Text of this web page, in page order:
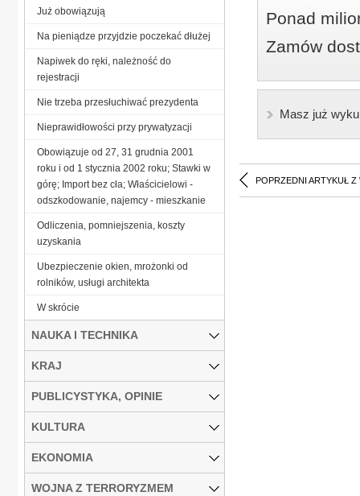
Ponad
Zamów
Masz już
POPRZEDNI ARTYKUŁ Z
Już obowiązują
Na pieniądze przyjdzie poczekać dłużej
Napiwek do ręki, należność do
rejestracji
Nie trzeba przesłuchiwać prezydenta
Nieprawidłowości przy prywatyzacji
Obowiązuje od 27, 31 grudnia 2001
roku i od 1 stycznia 2002 roku; Stawki w
górę; Import bez cła; Właścicielowi -
odszkodowanie, najemcy - mieszkanie
Odliczenia, pomniejszenia, koszty
uzyskania
Ubezpieczenie okien, mrożonki od
rolników, usługi architekta
W skrócie
NAUKA I TECHNIKA
KRAJ
PUBLICYSTYKA, OPINIE
KULTURA
EKONOMIA
WOJNA Z TERRORYZMEM